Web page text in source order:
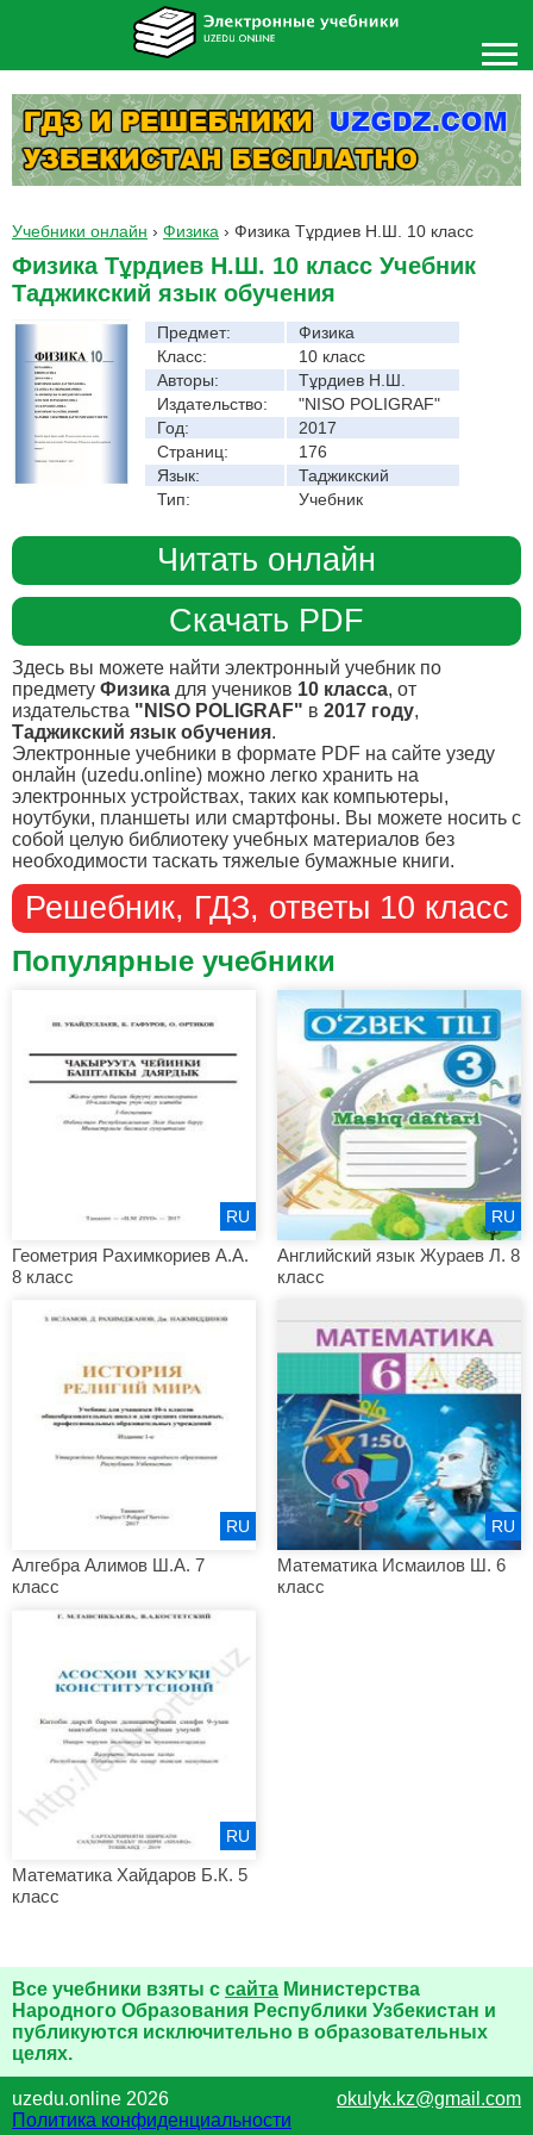
Учебники онлайн › Физика › Физика Тұрдиев Н.Ш. 10 класс
Физика Тұрдиев Н.Ш. 10 класс Учебник
Таджикский язык обучения
Предмет:
Физика
Класс:
10 класс
Авторы:
Тұрдиев Н.Ш.
Издательство:
"NISO POLIGRAF"
Год:
2017
Страниц:
176
Язык:
Таджикский
Тип:
Учебник
Читать онлайн
Скачать PDF
Здесь вы можете найти электронный учебник по
предмету Физика для учеников 10 класса, от
издательства "NISO POLIGRAF" в 2017 году,
Таджикский язык обучения.
Электронные учебники в формате PDF на сайте узеду
онлайн (uzedu.online) можно легко хранить на
электронных устройствах, таких как компьютеры,
ноутбуки, планшеты или смартфоны. Вы можете носить с
собой целую библиотеку учебных материалов без
необходимости таскать тяжелые бумажные книги.
Решебник, ГДЗ, ответы 10 класс
Популярные учебники
Геометрия Рахимкориев А.А.
8 класс
RU
Английский язык Жураев Л. 8
класс
RU
Алгебра Алимов Ш.А. 7
класс
RU
Математика Исмаилов Ш. 6
класс
RU
Математика Хайдаров Б.К. 5
класс
RU
Все учебники взяты с сайта Министерства
Народного Образования Республики Узбекистан и
публикуются исключительно в образовательных
целях.
uzedu.online 2026
okulyk.kz@gmail.com
Политика конфиденциальности